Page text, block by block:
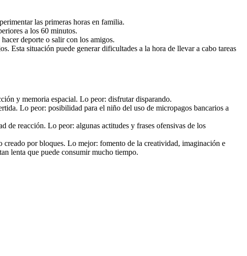
las primeras horas en familia.
a los 60 minutos.
deporte o salir con los amigos.
Esta situación puede generar dificultades a la hora de llevar a cabo tareas
y memoria espacial. Lo peor: disfrutar disparando.
Lo peor: posibilidad para el niño del uso de micropagos bancarios a
de reacción. Lo peor: algunas actitudes y frases ofensivas de los
por bloques. Lo mejor: fomento de la creatividad, imaginación e
lenta que puede consumir mucho tiempo.